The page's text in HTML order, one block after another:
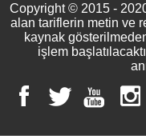
Copyright © 2015 -
alan tariflerin metin ve
kaynak
işlem